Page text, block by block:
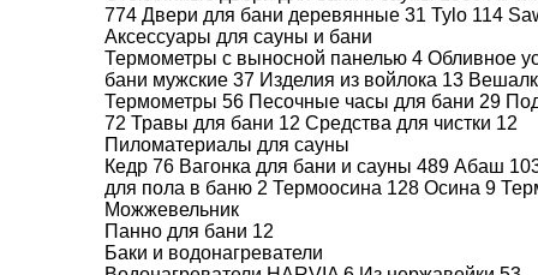
774 Двери для бани деревянные 31 Tylo 114
Аксессуары для сауны и бани
Термометры с выносной панелью 4 Обливное
бани мужские 37 Изделия из войлока 13
Термометры 56 Песочные часы для бани 29
72 Травы для бани 12 Средства для чистки 12
Пиломатериалы для сауны
Кедр 76 Вагонка для бани и сауны 489 Абаш
для пола в баню 2 Термоосина 128 Осина 9
Можжевельник
Панно для бани 12
Баки и водонагреватели
СБРОСИТЬ